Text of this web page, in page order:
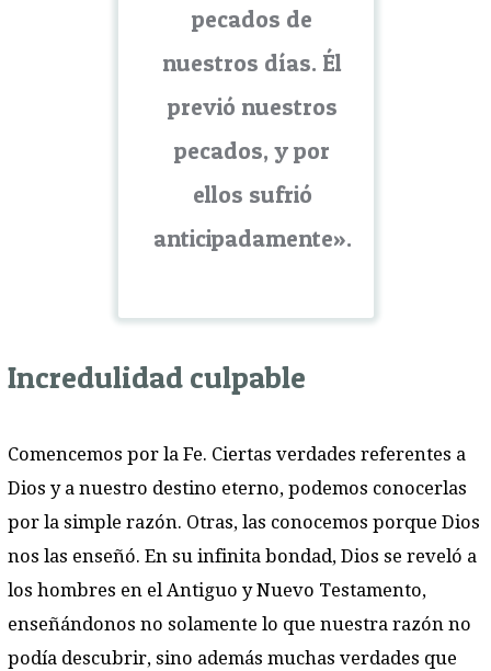
pecados de
nuestros días. Él
previó nuestros
pecados, y por
ellos sufrió
anticipadamente».
Incredulidad culpable
Comencemos por la Fe. Ciertas verdades referentes a
Dios y a nuestro destino eterno, podemos conocerlas
por la simple razón. Otras, las conocemos porque Dios
nos las enseñó. En su infinita bondad, Dios se reveló a
los hombres en el Antiguo y Nuevo Testamento,
enseñándonos no solamente lo que nuestra razón no
podía descubrir, sino además muchas verdades que